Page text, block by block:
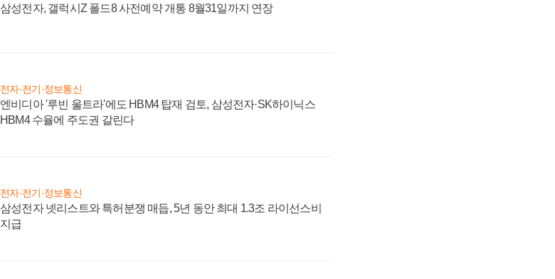
삼성전자, 갤럭시Z 폴드8 사전예약 개통 8월31일까지 연장
전자·전기·정보통신
엔비디아 '루빈 울트라'에도 HBM4 탑재 검토, 삼성전자·SK하이닉스
HBM4 수율에 주도권 갈린다
전자·전기·정보통신
삼성전자 넷리스트와 특허분쟁 매듭, 5년 동안 최대 1.3조 라이선스비
지급